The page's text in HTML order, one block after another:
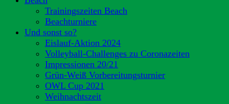
Trainingszeiten Beach
Beachturniere
Und sonst so?
Eislauf-Aktion 2024
Volleyball-Challenges zu Coronazeiten
Impressionen 20/21
Grün-Weiß Vorbereitungsturnier
OWL Cup 2021
Weihnachtszeit